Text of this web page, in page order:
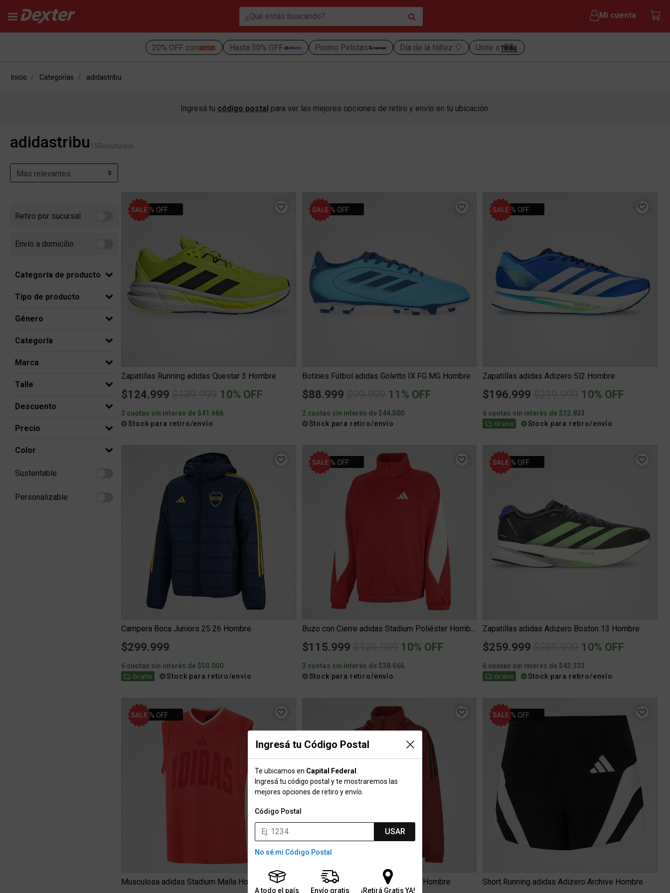
Mi cuenta
20% OFF con Hasta 30% OFF Promo Pelotas Día de la Niñez 🎈 Unite a
Ingresá tu Código Postal
Te ubicamos en Capital Federal
Ingresá tu código postal y te mostraremos las
mejores opciones de retiro y envío.
Código Postal
USAR
No sé mi Código Postal
A todo el país Envío gratis ¡Retirá Gratis YA!
Inicio Categorías adidastribu
Ingresá tu código postal para ver las mejores opciones de retiro y envío en tu ubicación.
adidastribu 15Resultados
Retiro por sucursal
Refine by Retiro por sucursal: Retiro por sucursal
Envío a domicilio
Refine by Envío a domicilio: Envio a domicilio
Categoría de producto
Tipo de producto
Género
Categoría
Marca
Talle
Descuento
Precio
Color
Sustentable
Refine by Sustentable: Sustentable
Personalizable
Refine by Personalizable: Personalizable
10% OFF
Zapatillas Running adidas Questar 3 Hombre
$124.999 Price reduced from
to
10% OFF
3 cuotas sin interés de $41.666
Stock para retiro/envío
11% OFF
Botines Fútbol adidas Goletto IX FG MG Hombre
$88.999 Price reduced from
to
11% OFF
2 cuotas sin interés de $44.500
Stock para retiro/envío
10% OFF
Zapatillas adidas Adizero Sl2 Hombre
$196.999 Price reduced from
to
10% OFF
6 cuotas sin interés de $32.833
Gratis Stock para retiro/envío
Campera Boca Juniors 25 26 Hombre
$299.999
6 cuotas sin interés de $50.000
Gratis Stock para retiro/envío
10% OFF
Buzo con Cierre adidas Stadium Poliéster Hombre
$115.999 Price reduced from
to
10% OFF
3 cuotas sin interés de $38.666
Stock para retiro/envío
10% OFF
Zapatillas adidas Adizero Boston 13 Hombre
$259.999 Price reduced from
to
10% OFF
6 cuotas sin interés de $43.333
Gratis Stock para retiro/envío
10% OFF
Musculosa adidas Stadium Malla Hombre Campera River Plate adidas 25 26 Hombre
20% OFF
Short Running adidas Adizero Archive Hombre